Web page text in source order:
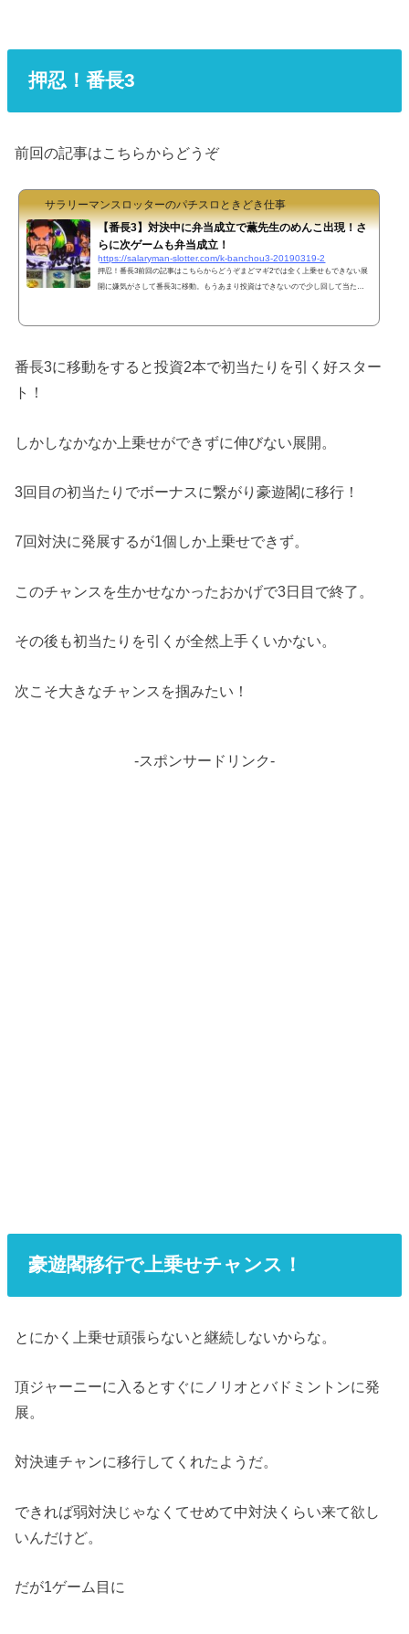
押忍！番長3
前回の記事はこちらからどうぞ
サラリーマンスロッターのパチスロときどき仕事
【番長3】対決中に弁当成立で薫先生のめんこ出現！さ
らに次ゲームも弁当成立！
https://salaryman-slotter.com/k-banchou3-20190319-2
押忍！番長3前回の記事はこちらからどうぞまどマギ2では全く上乗せもできない展
開に嫌気がさして番長3に移動。もうあまり投資はできないので少し回して当たら
きたいところ！豪遊閣で轟大寺に移行して上乗せチャンス！番長...
番長3に移動をすると投資2本で初当たりを引く好スター
ト！
しかしなかなか上乗せができずに伸びない展開。
3回目の初当たりでボーナスに繋がり豪遊閣に移行！
7回対決に発展するが1個しか上乗せできず。
このチャンスを生かせなかったおかげで3日目で終了。
その後も初当たりを引くが全然上手くいかない。
次こそ大きなチャンスを掴みたい！
-スポンサードリンク-
豪遊閣移行で上乗せチャンス！
とにかく上乗せ頑張らないと継続しないからな。
頂ジャーニーに入るとすぐにノリオとバドミントンに発
展。
対決連チャンに移行してくれたようだ。
できれば弱対決じゃなくてせめて中対決くらい来て欲し
いんだけど。
だが1ゲーム目に